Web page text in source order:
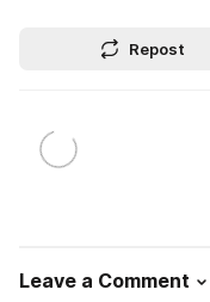
Repost
Leave a Comment